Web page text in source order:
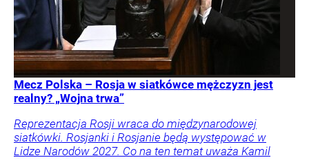
Mecz Polska – Rosja w siatkówce mężczyzn jest
realny? „Wojna trwa”
Reprezentacja Rosji wraca do międzynarodowej
siatkówki. Rosjanki i Rosjanie będą występować w
Lidze Narodów 2027. Co na ten temat uważa Kamil